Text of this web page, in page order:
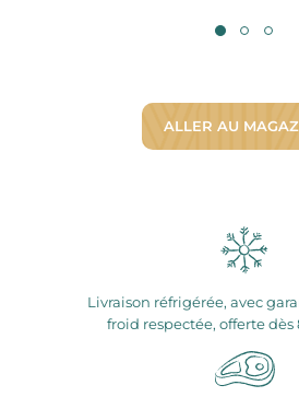
ALLER AU
Livraison réfrigérée, avec
froid respectée, offerte dès